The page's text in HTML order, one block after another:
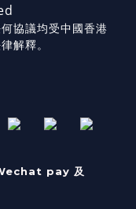
協議均受中國香港
解釋。
pay 及